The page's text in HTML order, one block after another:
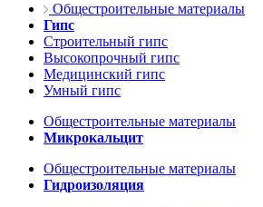
Общестроительные материалы
Гипс
Строительный гипс
Высокопрочный гипс
Медицинский гипс
Умный гипс
Общестроительные материалы
Микрокальцит
Общестроительные материалы
Гидроизоляция